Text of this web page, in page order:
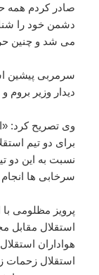
صادر کردم همه
دشمن خود را
می شد و چنین
سرمربی پیشین
دیدار وزیر بروم
وی تصریح کرد:
برای دو تیم
نسبت به این دو
سرخابی ها انجام
پرویز مظلومی با
استقلال مقابل
هواداران
استقلال زحمات